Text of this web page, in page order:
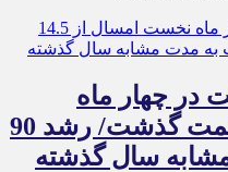
در چهار ماه
نخست امسال از 14.5 همت گذشت/ رشد 90
سال گذشته